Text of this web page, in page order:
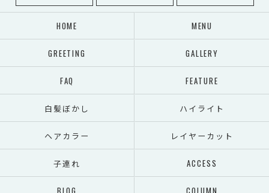
HOME MENU
GREETING GALLERY
FAQ FEATURE
白髪ぼかし ハイライト
ヘアカラー レイヤーカット
子連れ ACCESS
BLOG COLUMN